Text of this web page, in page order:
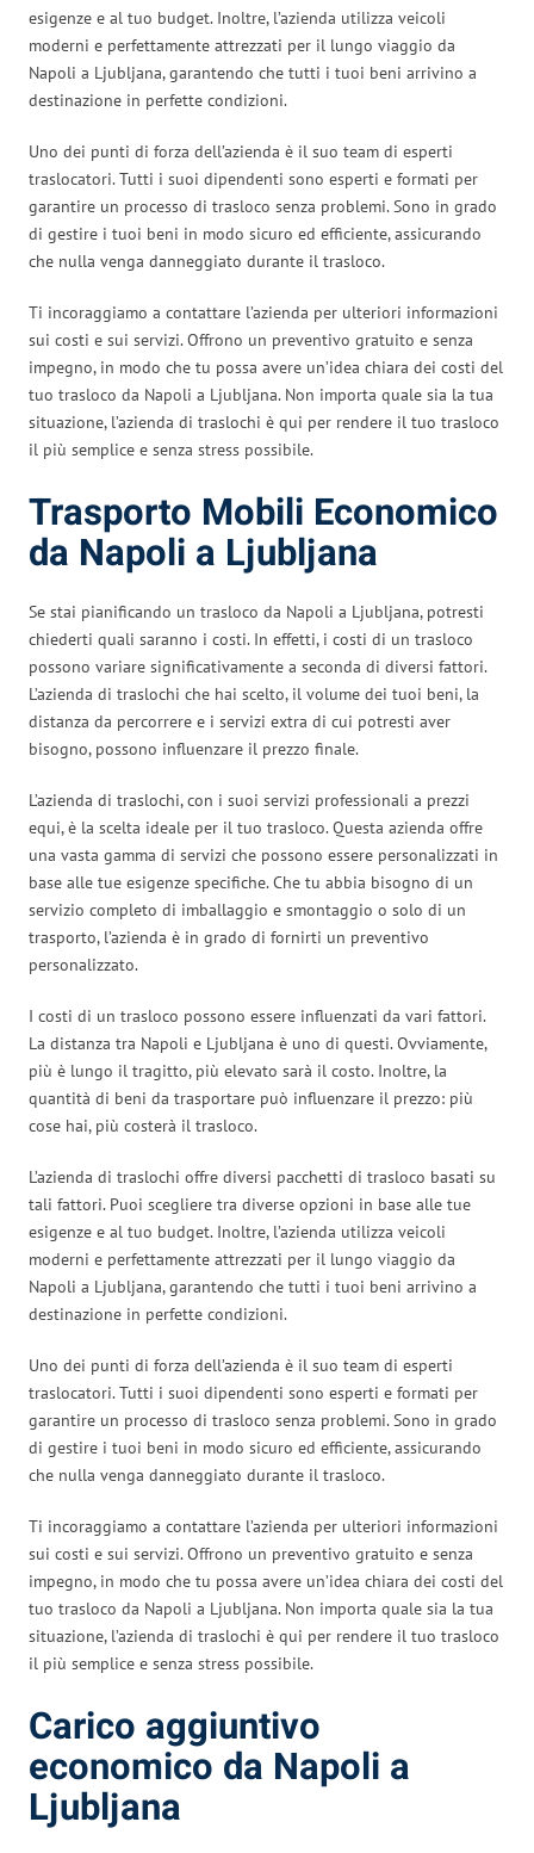
esigenze e al tuo budget. Inoltre, l’azienda utilizza veicoli
moderni e perfettamente attrezzati per il lungo viaggio da
Napoli a Ljubljana, garantendo che tutti i tuoi beni arrivino a
destinazione in perfette condizioni.
Uno dei punti di forza dell’azienda è il suo team di esperti
traslocatori. Tutti i suoi dipendenti sono esperti e formati per
garantire un processo di trasloco senza problemi. Sono in grado
di gestire i tuoi beni in modo sicuro ed efficiente, assicurando
che nulla venga danneggiato durante il trasloco.
Ti incoraggiamo a contattare l’azienda per ulteriori informazioni
sui costi e sui servizi. Offrono un preventivo gratuito e senza
impegno, in modo che tu possa avere un’idea chiara dei costi del
tuo trasloco da Napoli a Ljubljana. Non importa quale sia la tua
situazione, l’azienda di traslochi è qui per rendere il tuo trasloco
il più semplice e senza stress possibile.
Trasporto Mobili Economico
da Napoli a Ljubljana
Se stai pianificando un trasloco da Napoli a Ljubljana, potresti
chiederti quali saranno i costi. In effetti, i costi di un trasloco
possono variare significativamente a seconda di diversi fattori.
L’azienda di traslochi che hai scelto, il volume dei tuoi beni, la
distanza da percorrere e i servizi extra di cui potresti aver
bisogno, possono influenzare il prezzo finale.
L’azienda di traslochi, con i suoi servizi professionali a prezzi
equi, è la scelta ideale per il tuo trasloco. Questa azienda offre
una vasta gamma di servizi che possono essere personalizzati in
base alle tue esigenze specifiche. Che tu abbia bisogno di un
servizio completo di imballaggio e smontaggio o solo di un
trasporto, l’azienda è in grado di fornirti un preventivo
personalizzato.
I costi di un trasloco possono essere influenzati da vari fattori.
La distanza tra Napoli e Ljubljana è uno di questi. Ovviamente,
più è lungo il tragitto, più elevato sarà il costo. Inoltre, la
quantità di beni da trasportare può influenzare il prezzo: più
cose hai, più costerà il trasloco.
L’azienda di traslochi offre diversi pacchetti di trasloco basati su
tali fattori. Puoi scegliere tra diverse opzioni in base alle tue
esigenze e al tuo budget. Inoltre, l’azienda utilizza veicoli
moderni e perfettamente attrezzati per il lungo viaggio da
Napoli a Ljubljana, garantendo che tutti i tuoi beni arrivino a
destinazione in perfette condizioni.
Uno dei punti di forza dell’azienda è il suo team di esperti
traslocatori. Tutti i suoi dipendenti sono esperti e formati per
garantire un processo di trasloco senza problemi. Sono in grado
di gestire i tuoi beni in modo sicuro ed efficiente, assicurando
che nulla venga danneggiato durante il trasloco.
Ti incoraggiamo a contattare l’azienda per ulteriori informazioni
sui costi e sui servizi. Offrono un preventivo gratuito e senza
impegno, in modo che tu possa avere un’idea chiara dei costi del
tuo trasloco da Napoli a Ljubljana. Non importa quale sia la tua
situazione, l’azienda di traslochi è qui per rendere il tuo trasloco
il più semplice e senza stress possibile.
Carico aggiuntivo
economico da Napoli a
Ljubljana